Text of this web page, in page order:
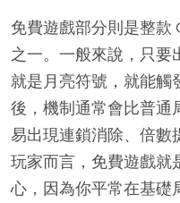
免費遊戲部分則是整款
之一。一般來說，只
就是月亮符號，就能觸
後，機制通常會比普通
易出現連鎖消除、倍數
玩家而言，免費遊戲就
心，因為你平常在基礎